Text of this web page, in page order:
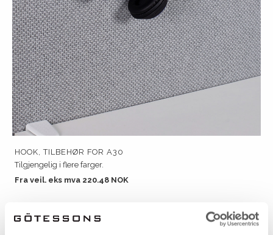
HOOK, TILBEHØR FOR A30
Tilgjengelig i flere farger.
Fra veil. eks mva 220.48 NOK